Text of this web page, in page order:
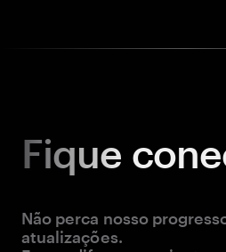
Fique
Não perca nosso
atualizações.